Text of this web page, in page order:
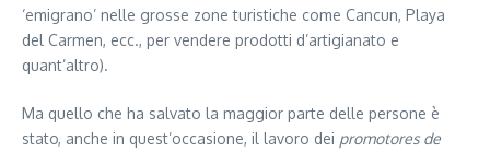
‘emigrano’ nelle grosse zone turistiche come Cancun, Playa
del Carmen, ecc., per vendere prodotti d’artigianato e
quant’altro).
Ma quello che ha salvato la maggior parte delle persone è
stato, anche in quest’occasione, il lavoro dei promotores de